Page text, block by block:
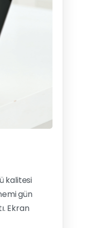
kalitesi
gün
Ekran